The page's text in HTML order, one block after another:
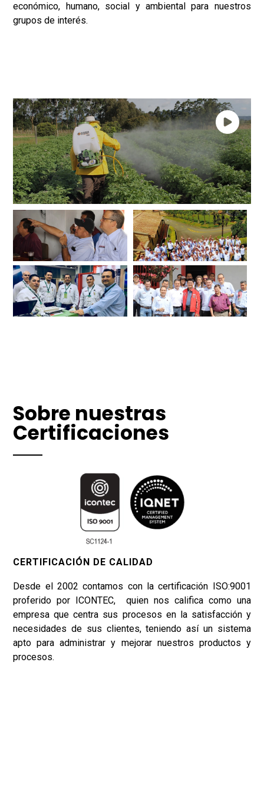
económico, humano, social y ambiental para nuestros
grupos de interés.
Sobre nuestras
Certificaciones
CERTIFICACIÓN DE CALIDAD
Desde el 2002 contamos con la certificación ISO:9001
proferido por ICONTEC, quien nos califica como una
empresa que centra sus procesos en la satisfacción y
necesidades de sus clientes, teniendo así un sistema
apto para administrar y mejorar nuestros productos y
procesos.